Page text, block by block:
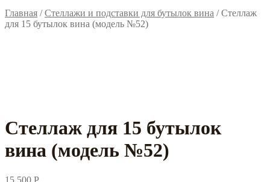
Главная /Стеллажи и подставки для бутылок вина /Стеллаж
для 15 бутылок вина (модель №52)
Стеллаж для 15 бутылок
вина (модель №52)
15.500 Р